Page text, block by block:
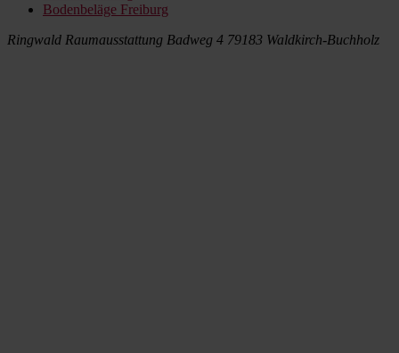
Bodenbeläge Freiburg
Ringwald Raumausstattung Badweg 4 79183 Waldkirch-Buchholz